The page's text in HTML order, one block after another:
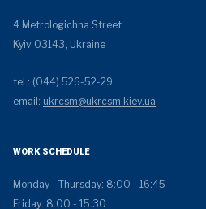
4 Metrologichna Street
Kyiv 03143, Ukraine
tel.: (044) 526-52-29
email: ukrcsm@ukrcsm.kiev.ua
WORK SCHEDULE
Monday - Thursday: 8:00 - 16:45
Friday: 8:00 - 15:30